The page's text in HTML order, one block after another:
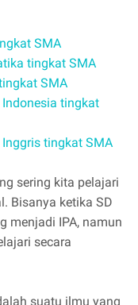
SMA
tingkat SMA
SMA
tingkat
tingkat SMA
sering kita pelajari
Bisanya ketika SD
menjadi IPA, namun
secara
suatu ilmu yang